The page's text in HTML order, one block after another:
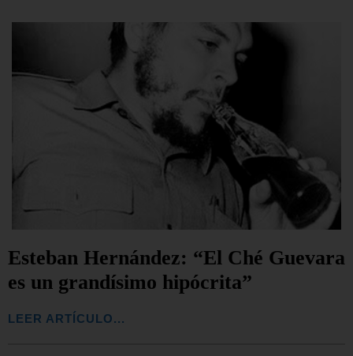
Esteban Hernández: “El Ché Guevara
es un grandísimo hipócrita”
LEER ARTÍCULO...